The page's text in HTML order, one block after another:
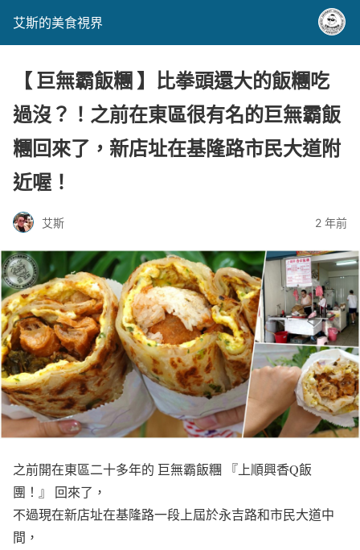
艾斯的美食視界
【 巨無霸飯糰 】比拳頭還大的飯糰吃
過沒？！之前在東區很有名的巨無霸飯
糰回來了，新店址在基隆路市民大道附
近喔！
艾斯 2 年前
之前開在東區二十多年的 巨無霸飯糰 『上順興香Q飯
團！』 回來了，
不過現在新店址在基隆路一段上屆於永吉路和市民大道中
間，